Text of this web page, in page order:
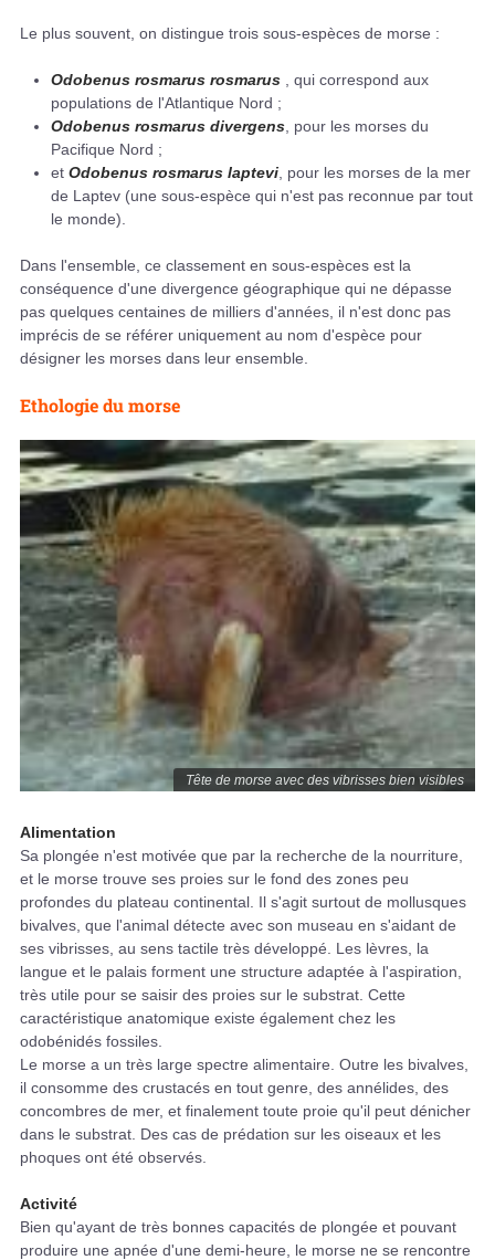
Le plus souvent, on distingue trois sous-espèces de morse :
Odobenus rosmarus rosmarus
, qui correspond aux
populations de l'Atlantique Nord ;
Odobenus rosmarus divergens , pour les morses du
Pacifique Nord ;
et Odobenus rosmarus laptevi , pour les morses de la mer
de Laptev (une sous-espèce qui n'est pas reconnue par tout
le monde).
Dans l'ensemble, ce classement en sous-espèces est la
conséquence d'une divergence géographique qui ne dépasse
pas quelques centaines de milliers d'années, il n'est donc pas
imprécis de se référer uniquement au nom d'espèce pour
désigner les morses dans leur ensemble.
Ethologie du morse
Tête de morse avec des vibrisses bien visibles
Alimentation
Sa plongée n'est motivée que par la recherche de la nourriture,
et le morse trouve ses proies sur le fond des zones peu
profondes du plateau continental. Il s'agit surtout de mollusques
bivalves, que l'animal détecte avec son museau en s'aidant de
ses vibrisses, au sens tactile très développé. Les lèvres, la
langue et le palais forment une structure adaptée à l'aspiration,
très utile pour se saisir des proies sur le substrat. Cette
caractéristique anatomique existe également chez les
odobénidés fossiles.
Le morse a un très large spectre alimentaire. Outre les bivalves,
il consomme des crustacés en tout genre, des annélides, des
concombres de mer, et finalement toute proie qu'il peut dénicher
dans le substrat. Des cas de prédation sur les oiseaux et les
phoques ont été observés.
Activité
Bien qu'ayant de très bonnes capacités de plongée et pouvant
produire une apnée d'une demi-heure, le morse ne se rencontre